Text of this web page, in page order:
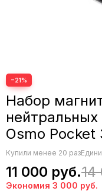
−21%
Набор
Osmo Pocket
Купили менее 20 раз
11 000 руб.14
Экономия 3 000 руб.